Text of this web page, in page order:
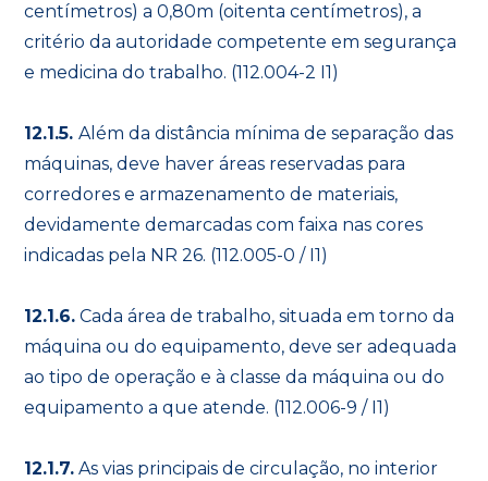
centímetros) a 0,80m (oitenta centímetros), a
critério da autoridade competente em segurança
e medicina do trabalho. (112.004-2 I1)
12.1.5.Além da distância mínima de separação das
máquinas, deve haver áreas reservadas para
corredores e armazenamento de materiais,
devidamente demarcadas com faixa nas cores
indicadas pela NR 26. (112.005-0 / I1)
12.1.6. Cada área de trabalho, situada em torno da
máquina ou do equipamento, deve ser adequada
ao tipo de operação e à classe da máquina ou do
equipamento a que atende. (112.006-9 / I1)
12.1.7. As vias principais de circulação, no interior